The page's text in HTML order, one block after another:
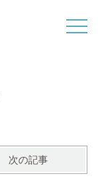
次の記事